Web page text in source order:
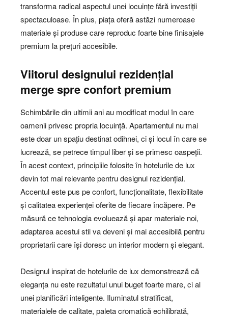
transforma radical aspectul unei locuințe fără investiții
spectaculoase. În plus, piața oferă astăzi numeroase
materiale și produse care reproduc foarte bine finisajele
premium la prețuri accesibile.
Viitorul designului rezidențial
merge spre confort premium
Schimbările din ultimii ani au modificat modul în care
oamenii privesc propria locuință. Apartamentul nu mai
este doar un spațiu destinat odihnei, ci și locul în care se
lucrează, se petrece timpul liber și se primesc oaspeții.
În acest context, principiile folosite în hotelurile de lux
devin tot mai relevante pentru designul rezidențial.
Accentul este pus pe confort, funcționalitate, flexibilitate
și calitatea experienței oferite de fiecare încăpere. Pe
măsură ce tehnologia evoluează și apar materiale noi,
adaptarea acestui stil va deveni și mai accesibilă pentru
proprietarii care își doresc un interior modern și elegant.
Designul inspirat de hotelurile de lux demonstrează că
eleganța nu este rezultatul unui buget foarte mare, ci al
unei planificări inteligente. Iluminatul stratificat,
materialele de calitate, paleta cromatică echilibrată,